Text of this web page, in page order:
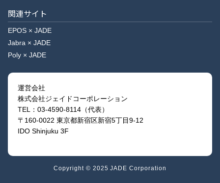
関連サイト
EPOS × JADE
Jabra × JADE
Poly × JADE
運営会社
株式会社ジェイドコーポレーション
TEL：03-4590-8114（代表）
〒160-0022 東京都新宿区新宿5丁目9-12
IDO Shinjuku 3F
Copyright © 2025 JADE Corporation